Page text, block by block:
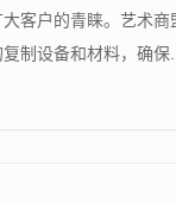
客户的青睐。艺术商
制设备和材料，确保